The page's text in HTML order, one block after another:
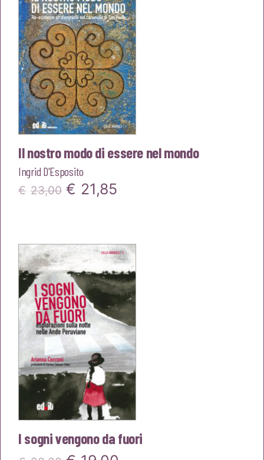
Il nostro modo di essere nel mondo
Ingrid D'Esposito
€ 23,00 Il
era:
€23,00.
€ 21,85
è:
€21,85.
I sogni vengono da fuori